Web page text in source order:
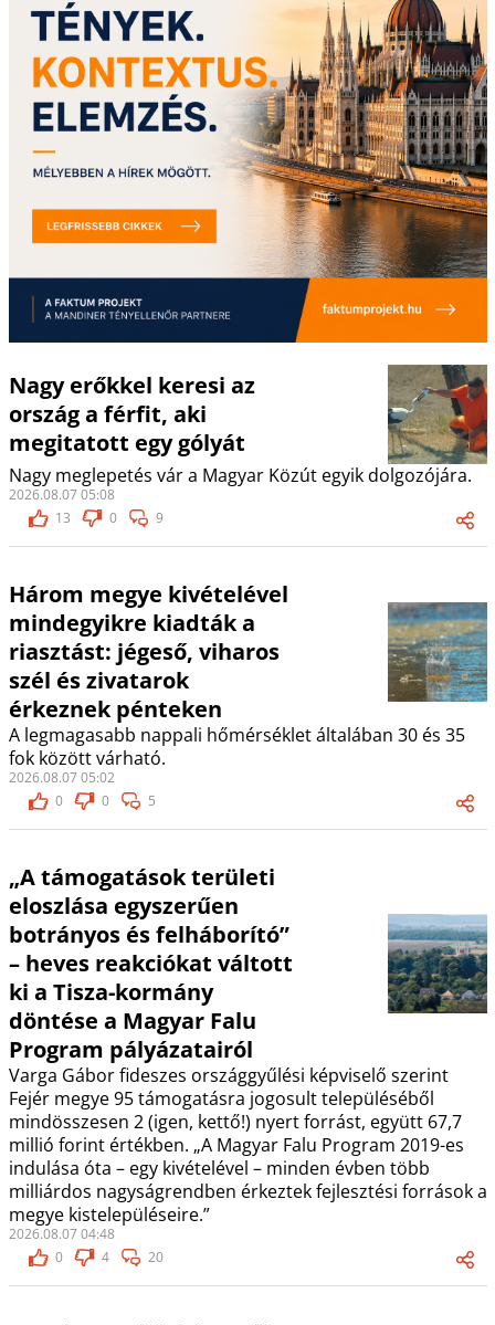
Nagy erőkkel keresi az
ország a férfit, aki
megitatott egy gólyát
Nagy meglepetés vár a Magyar Közút egyik dolgozójára.
2026.08.07 05:08
13
0 9
Három megye kivételével
mindegyikre kiadták a
riasztást: jégeső, viharos
szél és zivatarok
érkeznek pénteken
A legmagasabb nappali hőmérséklet általában 30 és 35
fok között várható.
2026.08.07 05:02
0
0 5
„A támogatások területi
eloszlása egyszerűen
botrányos és felháborító”
– heves reakciókat váltott
ki a Tisza-kormány
döntése a Magyar Falu
Program pályázatairól
Varga Gábor fideszes országgyűlési képviselő szerint
Fejér megye 95 támogatásra jogosult településéből
mindösszesen 2 (igen, kettő!) nyert forrást, együtt 67,7
millió forint értékben. „A Magyar Falu Program 2019-es
indulása óta – egy kivételével – minden évben több
milliárdos nagyságrendben érkeztek fejlesztési források a
megye kistelepüléseire.”
2026.08.07 04:48
0
4 20